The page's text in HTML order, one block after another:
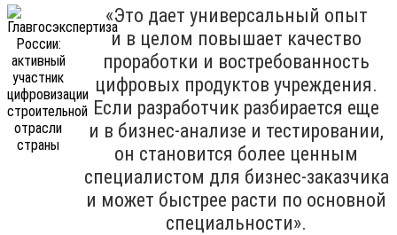
«Это дает универсальный опыт
и в целом повышает качество
проработки и востребованность
цифровых продуктов учреждения.
Если разработчик разбирается еще
и в бизнес-анализе и тестировании,
он становится более ценным
специалистом для бизнес-заказчика
и может быстрее расти по основной
специальности».